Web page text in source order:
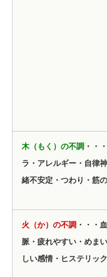
木（もく）の不調 ・・
ラ・アレルギー・自律
緒不安定・つわり・筋
火（か）の不調 ・・・
脈・疲れやすい・めま
しい感情・ヒステリック